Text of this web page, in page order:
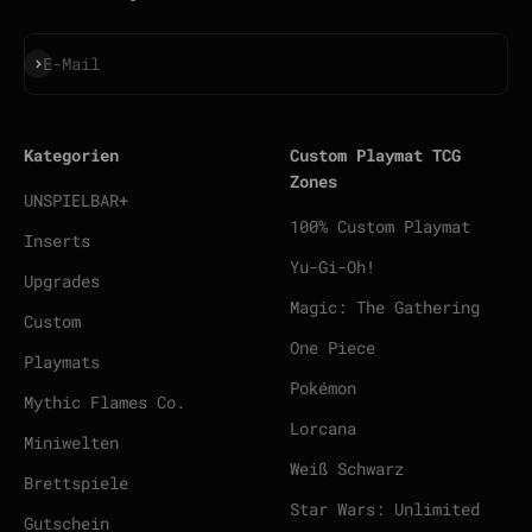
E-Mail
Abonnieren
Kategorien
UNSPIELBAR+
Inserts
Upgrades
Custom
Playmats
Mythic Flames Co.
Miniwelten
Brettspiele
Gutschein
Custom Playmat TCG
Zones
100% Custom Playmat
Yu-Gi-Oh!
Magic: The Gathering
One Piece
Pokémon
Lorcana
Weiß Schwarz
Star Wars: Unlimited